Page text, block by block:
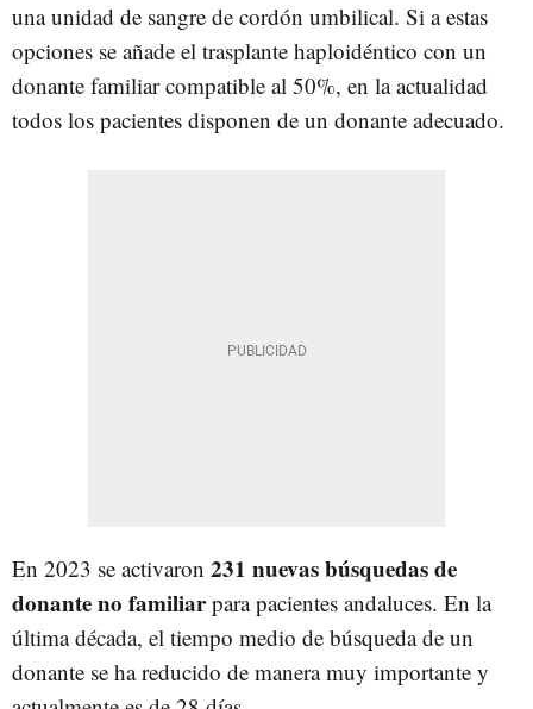
una unidad de sangre de cordón umbilical. Si a estas
opciones se añade el trasplante haploidéntico con un
donante familiar compatible al 50%, en la actualidad
todos los pacientes disponen de un donante adecuado.
En 2023 se activaron 231 nuevas búsquedas de
donante no familiarpara pacientes andaluces. En la
última década, el tiempo medio de búsqueda de un
donante se ha reducido de manera muy importante y